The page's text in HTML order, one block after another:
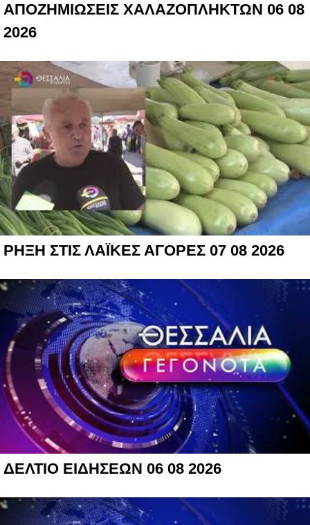
ΑΠΟΖΗΜΙΩΣΕΙΣ ΧΑΛΑΖΟΠΛΗΚΤΩΝ 06 08
2026
ΡΗΞΗ ΣΤΙΣ ΛΑΪΚΕΣ ΑΓΟΡΕΣ 07 08 2026
ΔΕΛΤΙΟ ΕΙΔΗΣΕΩΝ 06 08 2026